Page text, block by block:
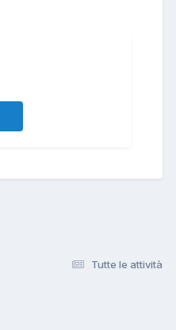
Tutte le attività